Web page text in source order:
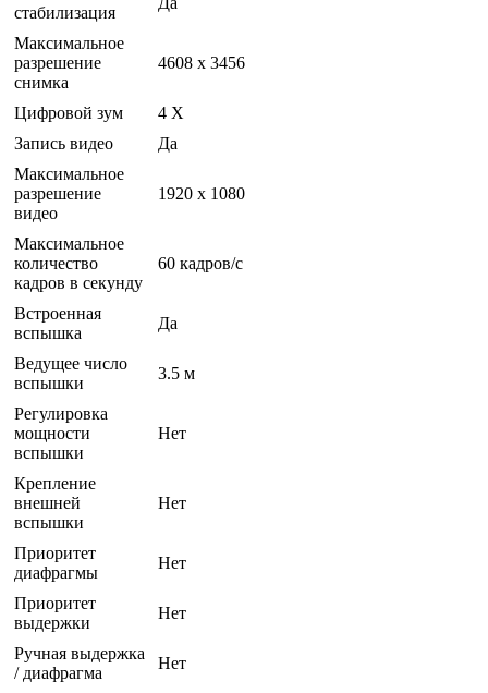
стабилизация
Максимальное
разрешение
снимка
4608 x 3456
Цифровой зум
4 Х
Запись видео
Да
Максимальное
разрешение
видео
1920 x 1080
Максимальное
количество
кадров в секунду
60 кадров/с
Встроенная
вспышка
Да
Ведущее число
вспышки
3.5 м
Регулировка
мощности
вспышки
Нет
Крепление
внешней
вспышки
Нет
Приоритет
диафрагмы
Нет
Приоритет
выдержки
Нет
Ручная выдержка
/ диафрагма
Нет